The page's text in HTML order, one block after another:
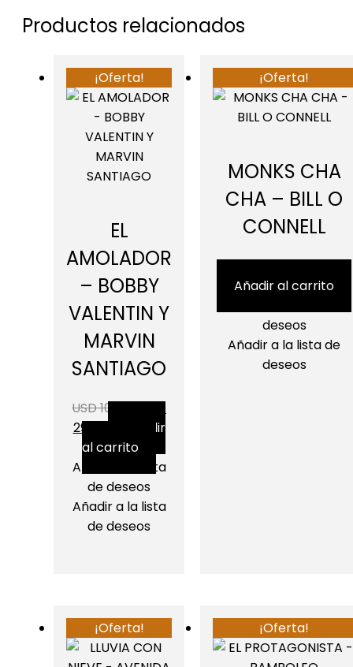
Productos relacionados
¡Oferta!
EL
AMOLADOR
– BOBBY
VALENTIN Y
MARVIN
SANTIAGO
USD 100.00
USD
29.95
Añadir
al carrito
Añadir a la lista
de deseos
Añadir a la lista
de deseos
¡Oferta!
MONKS CHA
CHA – BILL O
CONNELL
Añadir al carrito
deseos
Añadir a la lista de
deseos
¡Oferta! ¡Oferta!